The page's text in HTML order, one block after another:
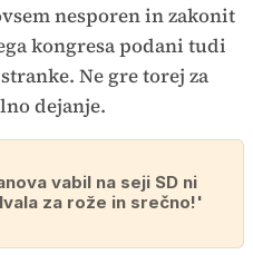
nesporen in zakonit
kongresa podani tudi
Ne gre torej za
dejanje.
vabil na seji SD ni
za rože in srečno!'